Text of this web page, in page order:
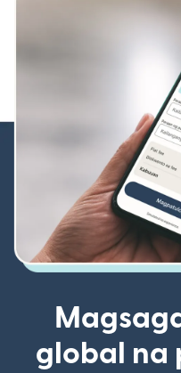
global na